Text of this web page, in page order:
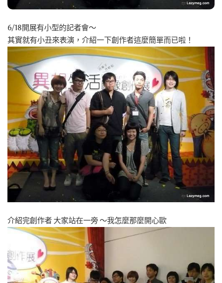
6/18開展有小型的記者會～
其實就有小丑來表演，介紹一下創作者這麼簡單而已啦！
介紹完創作者 大家站在一旁 ～我怎麼那麼開心歐